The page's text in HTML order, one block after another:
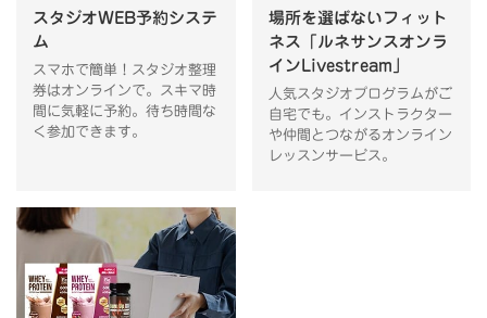
スタジオWEB予約システ
ム
スマホで簡単！スタジオ整理
券はオンラインで。スキマ時
間に気軽に予約。待ち時間な
く参加できます。
場所を選ばないフィット
ネス「ルネサンスオンラ
インLivestream」
人気スタジオプログラムがご
自宅でも。インストラクター
や仲間とつながるオンライン
レッスンサービス。